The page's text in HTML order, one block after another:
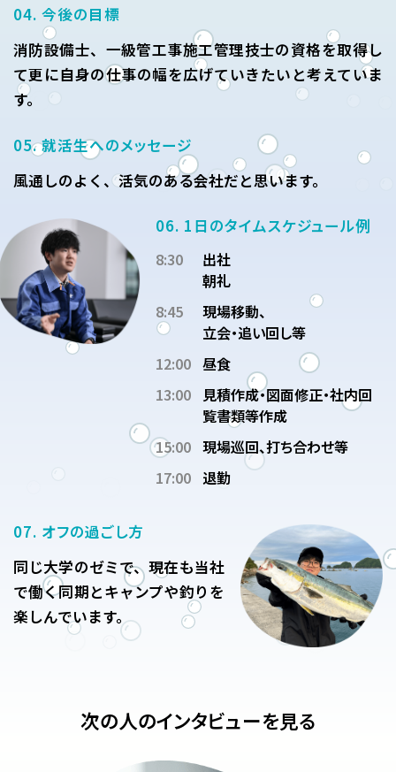
04. 今後の目標
消防設備士、一級管工事施工管理技士の資格を取得し
て更に自身の仕事の幅を広げていきたいと考えていま
す。
05. 就活生へのメッセージ
風通しのよく、活気のある会社だと思います。
06. 1日のタイムスケジュール例
8:30
出社
朝礼
8:45
現場移動、
立会・追い回し等
12:00 昼食
13:00 見積作成・図面修正・社内回
覧書類等作成
15:00 現場巡回、打ち合わせ等
17:00 退勤
07. オフの過ごし方
同じ大学のゼミで、現在も当社
で働く同期とキャンプや釣りを
楽しんでいます。
次の人のインタビューを見る